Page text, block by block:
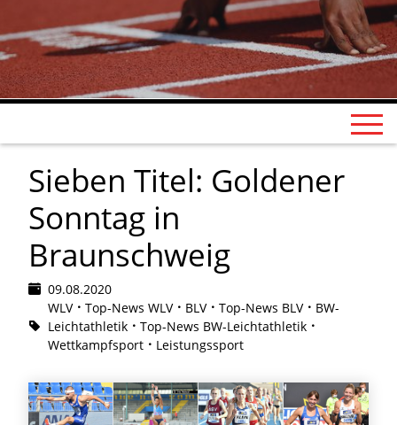
Sieben Titel: Goldener
Sonntag in
Braunschweig
09.08.2020
WLV
Top-News WLV BLV Top-News BLV
BW-
Leichtathletik
Top-News BW-Leichtathletik
Wettkampfsport
Leistungssport